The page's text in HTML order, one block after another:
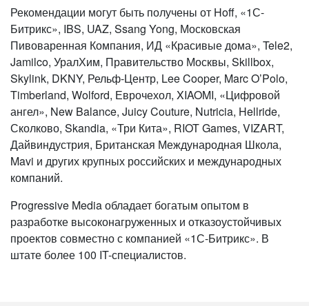
Рекомендации могут быть получены от Hoff, «1С-
Битрикс», IBS, UAZ, Ssang Yong, Московская
Пивоваренная Компания, ИД «Красивые дома», Tele2,
Jamilco, УралХим, Правительство Москвы, Skillbox,
Skylink, DKNY, Рельф-Центр, Lee Cooper, Marc O’Polo,
Timberland, Wolford, Еврочехол, XIAOMI, «Цифровой
ангел», New Balance, Juicy Couture, Nutricia, Hellride,
Сколково, Skandia, «Три Кита», RIOT Games, VIZART,
Дайвиндустрия, Британская Международная Школа,
Mavi и других крупных российских и международных
компаний.
Progressive Media обладает богатым опытом в
разработке высоконагруженных и отказоустойчивых
проектов совместно с компанией «1С-Битрикс». В
штате более 100 IT-специалистов.